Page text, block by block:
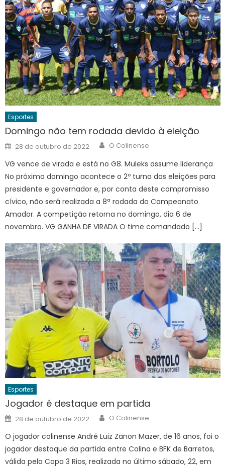
Esportes
Domingo não tem rodada devido à eleição
Posted
on
28 de outubro de 2022 Author
O Colinense
VG vence de virada e está no G8. Muleks assume liderança
No próximo domingo acontece o 2º turno das eleições para
presidente e governador e, por conta deste compromisso
cívico, não será realizada a 8ª rodada do Campeonato
Amador. A competição retorna no domingo, dia 6 de
novembro. VG GANHA DE VIRADA O time comandado […]
Esportes
Jogador é destaque em partida
Posted
on
28 de outubro de 2022 Author
O Colinense
O jogador colinense André Luiz Zanon Mazer, de 16 anos, foi o
jogador destaque da partida entre Colina e BFK de Barretos,
válida pela Copa 3 Rios, realizada no último sábado, 22, em